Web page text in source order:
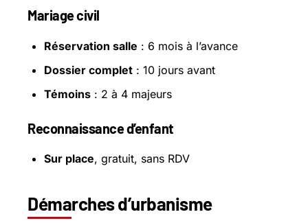
Mariage civil
Réservation salle : 6 mois à l’avance
Dossier complet : 10 jours avant
Témoins : 2 à 4 majeurs
Reconnaissance d’enfant
Sur place, gratuit, sans RDV
Démarches d’urbanisme